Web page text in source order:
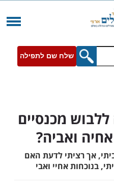
שלח שם לתפילה
מכנסיים
ואביה?